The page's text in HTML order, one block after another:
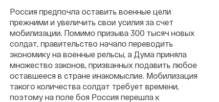
Россия предпочла оставить военные цели
прежними и увеличить свои усилия за счет
мобилизации. Помимо призыва 300 тысяч новых
солдат, правительство начало переводить
экономику на военные рельсы, а Дума приняла
множество законов, призванных подавить любое
оставшееся в стране инакомыслие. Мобилизация
такого количества солдат требует времени,
поэтому на поле боя Россия перешла к